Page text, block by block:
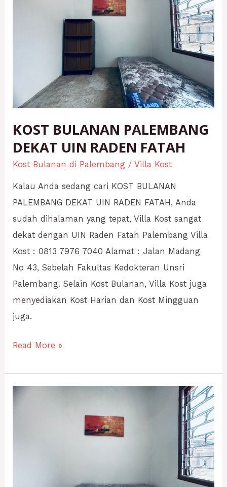
KOST BULANAN PALEMBANG
DEKAT UIN RADEN FATAH
Kost Bulanan di Palembang /Villa Kost
Kalau Anda sedang cari KOST BULANAN
PALEMBANG DEKAT UIN RADEN FATAH, Anda
sudah dihalaman yang tepat, Villa Kost sangat
dekat dengan UIN Raden Fatah Palembang Villa
Kost : 0813 7976 7040 Alamat : Jalan Madang
No 43, Sebelah Fakultas Kedokteran Unsri
Palembang. Selain Kost Bulanan, Villa Kost juga
menyediakan Kost Harian dan Kost Mingguan
juga.
Read More »
KOST